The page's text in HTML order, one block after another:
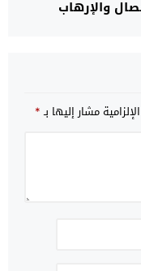
والإرهاب
مشار إليها بـ*